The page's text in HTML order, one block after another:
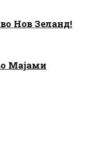
Нов Зеланд!
Мајами